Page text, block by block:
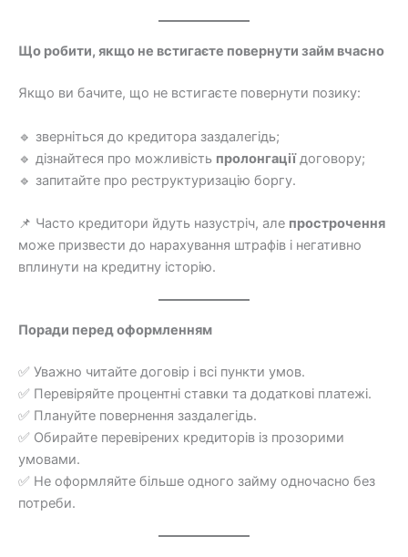
Що робити, якщо не встигаєте повернути займ вчасно
Якщо ви бачите, що не встигаєте повернути позику:
🔹 зверніться до кредитора заздалегідь;
🔹 дізнайтеся про можливість пролонгаціїдоговору;
🔹 запитайте про реструктуризацію боргу.
📌 Часто кредитори йдуть назустріч, але прострочення
може призвести до нарахування штрафів і негативно
вплинути на кредитну історію.
Поради перед оформленням
✅ Уважно читайте договір і всі пункти умов.
✅ Перевіряйте процентні ставки та додаткові платежі.
✅ Плануйте повернення заздалегідь.
✅ Обирайте перевірених кредиторів із прозорими
умовами.
✅ Не оформляйте більше одного займу одночасно без
потреби.